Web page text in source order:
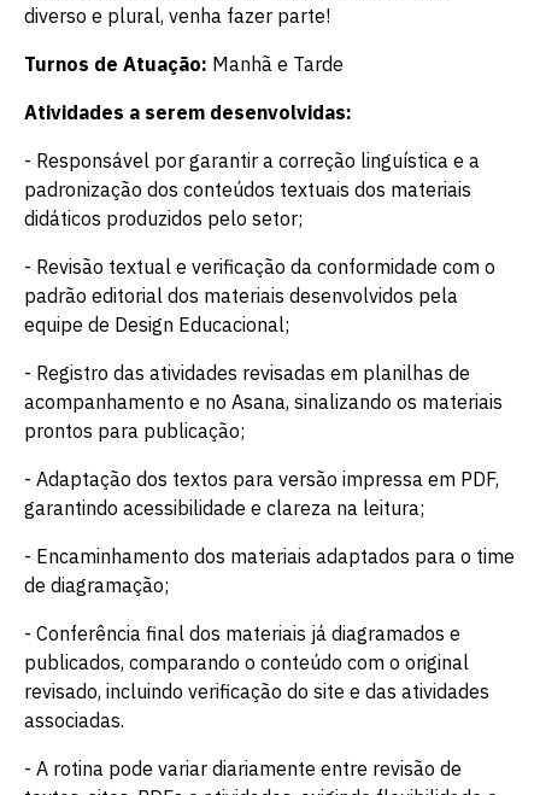
diverso e plural, venha fazer parte!
Turnos de Atuação: Manhã e Tarde
Atividades a serem desenvolvidas:
- Responsável por garantir a correção linguística e a
padronização dos conteúdos textuais dos materiais
didáticos produzidos pelo setor;
- Revisão textual e verificação da conformidade com o
padrão editorial dos materiais desenvolvidos pela
equipe de Design Educacional;
- Registro das atividades revisadas em planilhas de
acompanhamento e no Asana, sinalizando os materiais
prontos para publicação;
- Adaptação dos textos para versão impressa em PDF,
garantindo acessibilidade e clareza na leitura;
- Encaminhamento dos materiais adaptados para o time
de diagramação;
- Conferência final dos materiais já diagramados e
publicados, comparando o conteúdo com o original
revisado, incluindo verificação do site e das atividades
associadas.
- A rotina pode variar diariamente entre revisão de